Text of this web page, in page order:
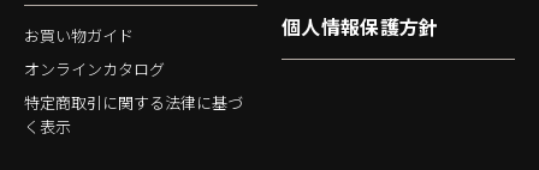
お買い物ガイド
オンラインカタログ
特定商取引に関する法律に基づ
く表示
個人情報保護方針